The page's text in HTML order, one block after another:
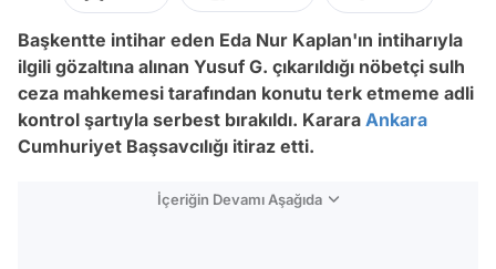
Başkentte intihar eden Eda Nur Kaplan'ın intiharıyla
ilgili gözaltına alınan Yusuf G. çıkarıldığı nöbetçi sulh
ceza mahkemesi tarafından konutu terk etmeme adli
kontrol şartıyla serbest bırakıldı. Karara Ankara
Cumhuriyet Başsavcılığı itiraz etti.
İçeriğin Devamı Aşağıda